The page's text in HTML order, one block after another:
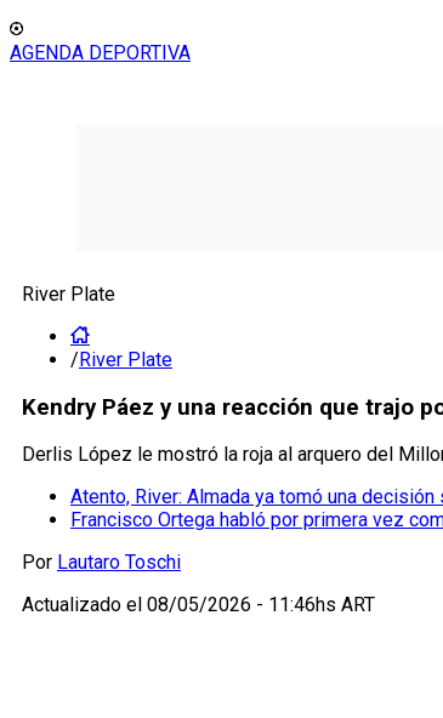
AGENDA DEPORTIVA
River Plate
/River Plate
Kendry Páez y una reacción que trajo
Derlis López le mostró la roja al arquero del
Atento, River: Almada ya tomó una
Francisco Ortega habló por primera vez
Por Lautaro Toschi
Actualizado el 08/05/2026 - 11:46hs ART